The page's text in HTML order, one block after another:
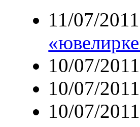
11/07/
10/07/
10/07/
10/07/